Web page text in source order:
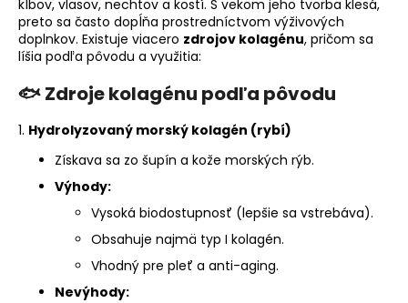
kĺbov, vlasov, nechtov a kostí. S vekom jeho tvorba klesá,
preto sa často dopĺňa prostredníctvom výživových
doplnkov. Existuje viacero zdrojov kolagénu, pričom sa
líšia podľa pôvodu a využitia:
🐟Zdroje kolagénu podľa pôvodu
1. Hydrolyzovaný morský kolagén (rybí)
Získava sa zo šupín a kože morských rýb.
Výhody:
Vysoká biodostupnosť (lepšie sa vstrebáva).
Obsahuje najmä typ I kolagén.
Vhodný pre pleť a anti-aging.
Nevýhody: